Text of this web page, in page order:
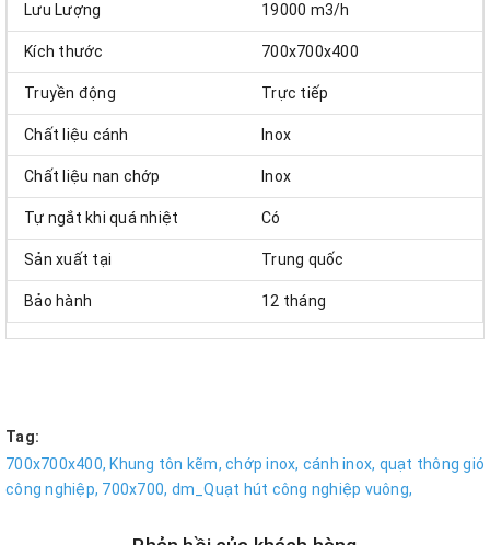
Lưu Lượng 19000 m3/h
Kích thước 700x700x400
Truyền động Trực tiếp
Chất liệu cánh Inox
Chất liệu nan chớp Inox
Tự ngắt khi quá nhiệt Có
Sản xuất tại Trung quốc
Bảo hành 12 tháng
Tag:
700x700x400, Khung tôn kẽm, chớp inox, cánh inox, quạt thông gió
công nghiệp, 700x700, dm_Quạt hút công nghiệp vuông,